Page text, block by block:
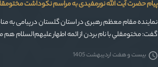
پیام حضرت آیت الله نورمفیدی به مراسم نکوداشت
نماینده مقام معظم رهبری در استان گلستان در پیامی
گفت: مختومقلي با نام بردن از ائمه اطهار عليهم‌السلام هم
بیست و هفت اردیبهشت 1405